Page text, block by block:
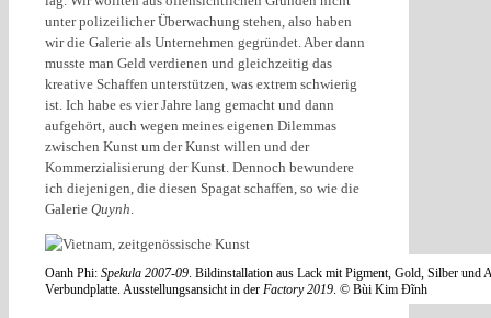
unter polizeilicher Überwachung stehen, also haben
wir die Galerie als Unternehmen gegründet. Aber dann
musste man Geld verdienen und gleichzeitig das
kreative Schaffen unterstützen, was extrem schwierig
ist. Ich habe es vier Jahre lang gemacht und dann
aufgehört, auch wegen meines eigenen Dilemmas
zwischen Kunst um der Kunst willen und der
Kommerzialisierung der Kunst. Dennoch bewundere
ich diejenigen, die diesen Spagat schaffen, so wie die
Galerie Quynh
Oanh Phi: Spekula 2007-09 . Bildinstallation aus Lack mit Pigment, Gold, Silber
Verbundplatte. Ausstellungsansicht in der Factory 2019 . © Bùi Kim Đĩnh